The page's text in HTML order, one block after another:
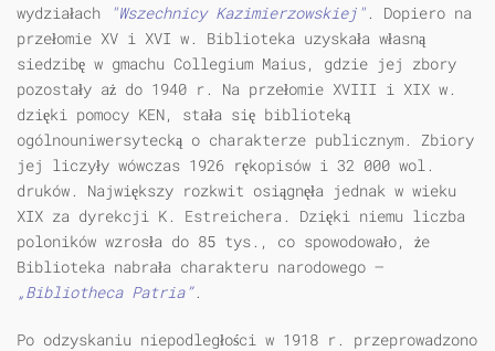
wydziałach
"Wszechnicy Kazimierzowskiej". Dopiero na
przełomie XV i XVI w. Biblioteka uzyskała własną
siedzibę w gmachu Collegium Maius, gdzie jej zbory
pozostały aż do 1940 r. Na przełomie XVIII i XIX w.
dzięki pomocy KEN, stała się biblioteką
ogólnouniwersytecką o charakterze publicznym. Zbiory
jej liczyły wówczas 1926 rękopisów i 32 000 wol.
druków. Największy rozkwit osiągnęła jednak w wieku
XIX za dyrekcji K. Estreichera. Dzięki niemu liczba
poloników wzrosła do 85 tys., co spowodowało, że
Biblioteka nabrała charakteru narodowego –
„Bibliotheca Patria”.
Po odzyskaniu niepodległości w 1918 r. przeprowadzono